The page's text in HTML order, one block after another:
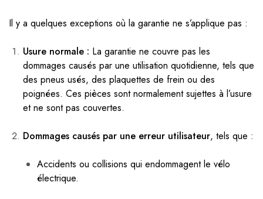
Il y a quelques exceptions où la garantie ne s’applique pas :
Usure normale : La garantie ne couvre pas les
dommages causés par une utilisation quotidienne, tels que
des pneus usés, des plaquettes de frein ou des
poignées. Ces pièces sont normalement sujettes à l’usure
et ne sont pas couvertes.
Dommages causés par une erreur utilisateur, tels que :
Accidents ou collisions qui endommagent le vélo
électrique.